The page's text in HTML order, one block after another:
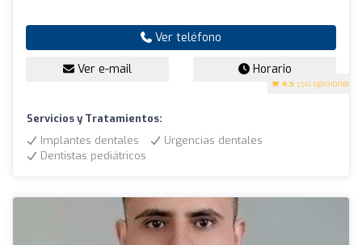
4.5 (50 opiniones)
Ver teléfono
Ver e-mail Horario
Servicios y Tratamientos:
Implantes dentales
Urgencias dentales
Dentistas pediátricos